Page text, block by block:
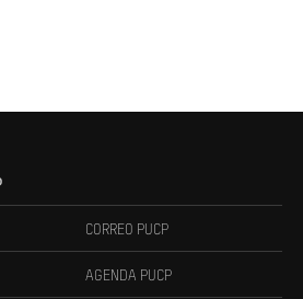
CORREO PUCP
AGENDA PUCP